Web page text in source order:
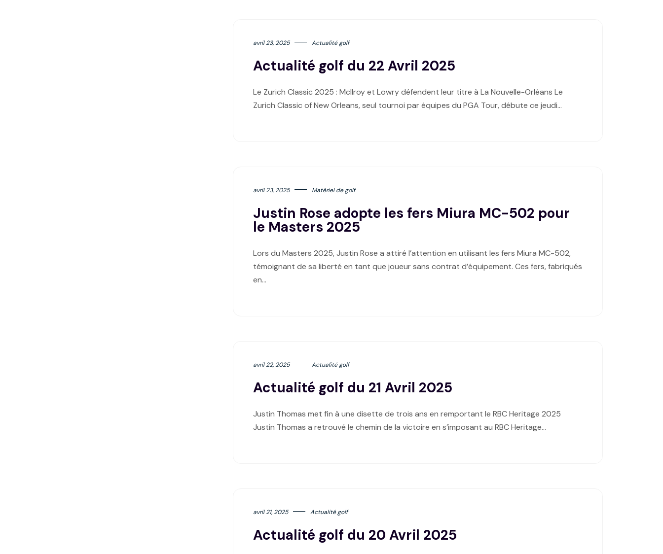
avril 23, 2025 Actualité golf
Actualité golf du 22 Avril 2025
Le Zurich Classic 2025 : McIlroy et Lowry défendent leur titre à La Nouvelle-Orléans Le
Zurich Classic of New Orleans, seul tournoi par équipes du PGA Tour, débute ce jeudi…
avril 23, 2025 Matériel de golf
Justin Rose adopte les fers Miura MC-502 pour
le Masters 2025
Lors du Masters 2025, Justin Rose a attiré l’attention en utilisant les fers Miura MC-502,
témoignant de sa liberté en tant que joueur sans contrat d’équipement. Ces fers, fabriqués
en…
avril 22, 2025 Actualité golf
Actualité golf du 21 Avril 2025
Justin Thomas met fin à une disette de trois ans en remportant le RBC Heritage 2025
Justin Thomas a retrouvé le chemin de la victoire en s’imposant au RBC Heritage…
avril 21, 2025 Actualité golf
Actualité golf du 20 Avril 2025